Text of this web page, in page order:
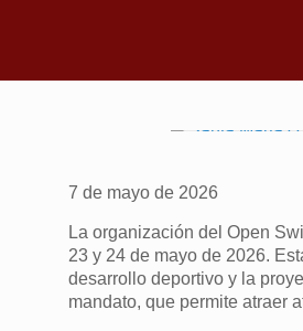
7 de mayo de 2026
La organización del Open
23 y 24 de mayo de 2026.
desarrollo deportivo y la
mandato, que permite atraer